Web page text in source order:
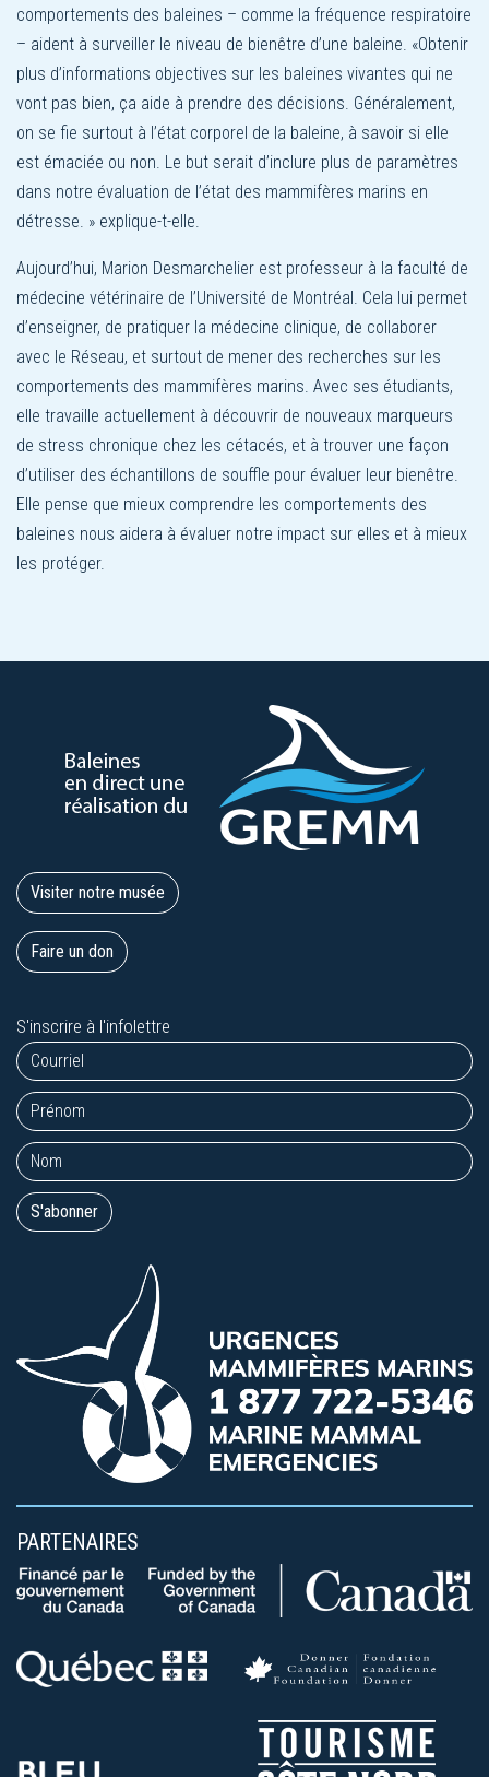
comportements des baleines – comme la fréquence respiratoire
– aident à surveiller le niveau de bienêtre d’une baleine. «Obtenir
plus d’informations objectives sur les baleines vivantes qui ne
vont pas bien, ça aide à prendre des décisions. Généralement,
on se fie surtout à l’état corporel de la baleine, à savoir si elle
est émaciée ou non. Le but serait d’inclure plus de paramètres
dans notre évaluation de l’état des mammifères marins en
détresse. » explique-t-elle.
Aujourd’hui, Marion Desmarchelier est professeur à la faculté de
médecine vétérinaire de l’Université de Montréal. Cela lui permet
d’enseigner, de pratiquer la médecine clinique, de collaborer
avec le Réseau, et surtout de mener des recherches sur les
comportements des mammifères marins. Avec ses étudiants,
elle travaille actuellement à découvrir de nouveaux marqueurs
de stress chronique chez les cétacés, et à trouver une façon
d’utiliser des échantillons de souffle pour évaluer leur bienêtre.
Elle pense que mieux comprendre les comportements des
baleines nous aidera à évaluer notre impact sur elles et à mieux
les protéger.
Visiter notre musée
Faire un don
S'inscrire à l'infolettre
PARTENAIRES